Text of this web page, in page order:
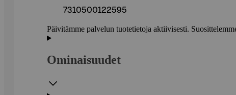
7310500122595
Päivitämme palvelun tuotetietoja aktiivisesti.
Ominaisuudet